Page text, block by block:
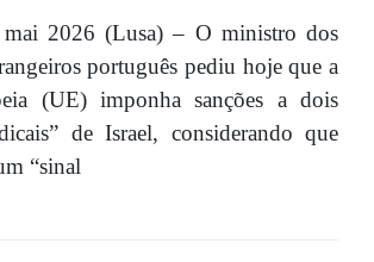
2026 (Lusa) – O ministro dos
português pediu hoje que a
(UE) imponha sanções a dois
de Israel, considerando que
“sinal